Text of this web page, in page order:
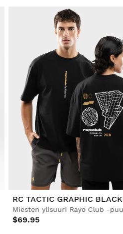
RC TACTIC GRAPHIC BLACK
$69.95